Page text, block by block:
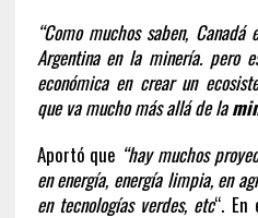
“Como muchos saben,
Argentina en la minería. pero
económica en crear un
que va mucho más allá de la
Aportó que “hay muchos
en energía, energía limpia, en
en tecnologías verdes, etc“.